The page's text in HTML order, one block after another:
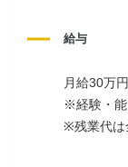
給与
月給30万
※経験・能
※残業代は